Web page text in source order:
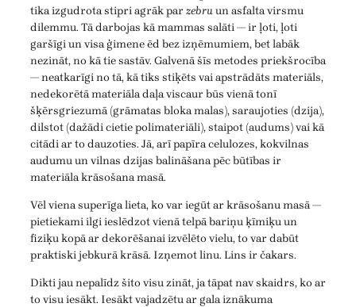
tika izgudrota stipri agrāk parzebruun asfalta virsmu
dilemmu. Tā darbojas kā mammas salāti — ir ļoti, ļoti
garšīgi un visa ģimene ēd bez izņēmumiem, bet labāk
nezināt, no kā tie sastāv. Galvenā šīs metodes priekšrocība
— neatkarīgi no tā, kā tiks stiķēts vai apstrādāts materiāls,
nedekorētā materiāla daļa viscaur būs vienā tonī
šķērsgriezumā (grāmatas bloka malas), saraujoties (dzija),
dilstot (dažādi cietie polimateriāli), staipot (audums) vai kā
citādi ar to dauzoties. Jā, arī papīra celulozes, kokvilnas
audumu un vilnas dzijas balināšana pēc būtības ir
materiāla krāsošana masā.
Vēl viena superīga lieta, ko var iegūt ar krāsošanu masā —
pietiekami ilgi ieslēdzot vienā telpā bariņu ķīmiķu un
fiziķu kopā ar dekorēšanai izvēlēto vielu, to var dabūt
praktiski jebkurā krāsā. Izņemot linu. Lins ir čakars.
Dikti jau nepalīdz šito visu zināt, ja tāpat nav skaidrs, ko ar
to visu iesākt. Iesākt vajadzētu ar gala iznākuma